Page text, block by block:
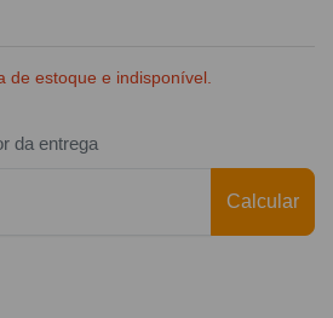
de estoque e indisponível.
da entrega
Calcular